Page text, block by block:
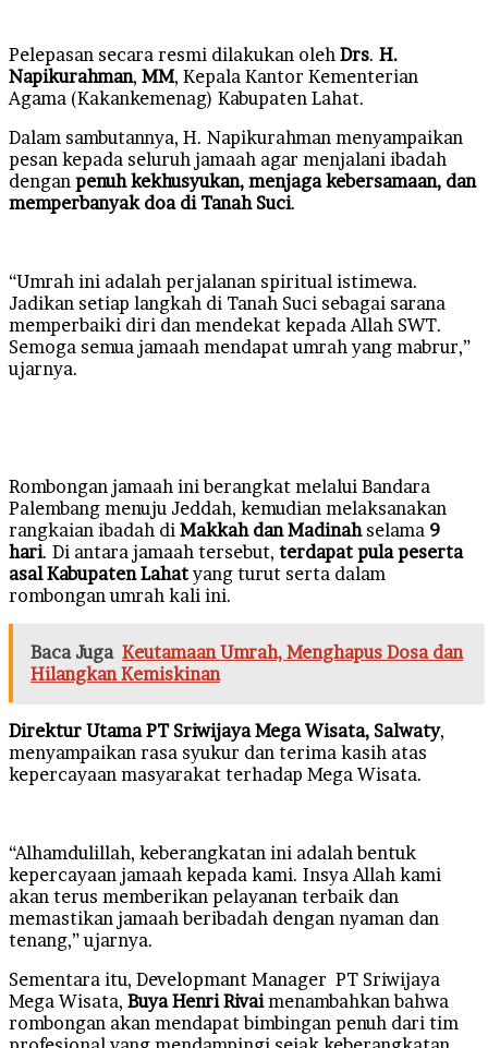
Pelepasan secara resmi dilakukan oleh Drs. H.
Napikurahman, MM, Kepala Kantor Kementerian
Agama (Kakankemenag) Kabupaten Lahat.
Dalam sambutannya, H. Napikurahman menyampaikan
pesan kepada seluruh jamaah agar menjalani ibadah
dengan penuh kekhusyukan, menjaga kebersamaan, dan
memperbanyak doa di Tanah Suci.
“Umrah ini adalah perjalanan spiritual istimewa.
Jadikan setiap langkah di Tanah Suci sebagai sarana
memperbaiki diri dan mendekat kepada Allah SWT.
Semoga semua jamaah mendapat umrah yang mabrur,”
ujarnya.
Rombongan jamaah ini berangkat melalui Bandara
Palembang menuju Jeddah, kemudian melaksanakan
rangkaian ibadah di Makkah dan Madinahselama 9
hari. Di antara jamaah tersebut, terdapat pula peserta
asal Kabupaten Lahat yang turut serta dalam
rombongan umrah kali ini.
Baca Juga Keutamaan Umrah, Menghapus Dosa dan
Hilangkan Kemiskinan
Direktur Utama PT Sriwijaya Mega Wisata, Salwaty,
menyampaikan rasa syukur dan terima kasih atas
kepercayaan masyarakat terhadap Mega Wisata.
“Alhamdulillah, keberangkatan ini adalah bentuk
kepercayaan jamaah kepada kami. Insya Allah kami
akan terus memberikan pelayanan terbaik dan
memastikan jamaah beribadah dengan nyaman dan
tenang,” ujarnya.
Sementara itu, Developmant Manager PT Sriwijaya
Mega Wisata, Buya Henri Rivaimenambahkan bahwa
rombongan akan mendapat bimbingan penuh dari tim